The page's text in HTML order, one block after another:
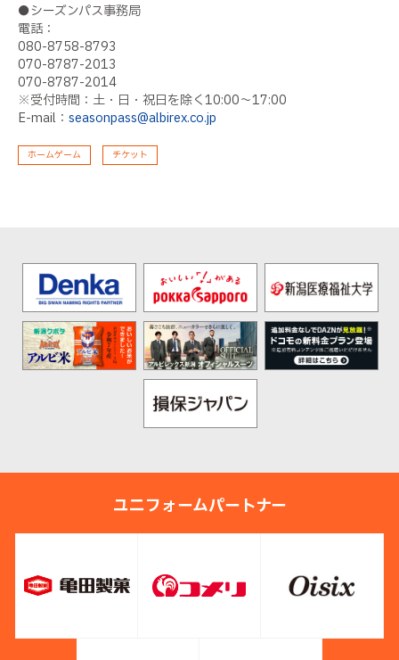
●シーズンパス事務局
電話：
080-8758-8793
070-8787-2013
070-8787-2014
※受付時間：土・日・祝日を除く10:00～17:00
E-mail： seasonpass@albirex.co.jp
ホームゲーム チケット
ユニフォームパートナー